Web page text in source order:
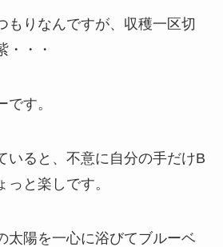
もりなんですが、収穫一区切
・・・
す。
いると、不意に自分の手だけB
と楽しです。
太陽を一心に浴びてブルーベ